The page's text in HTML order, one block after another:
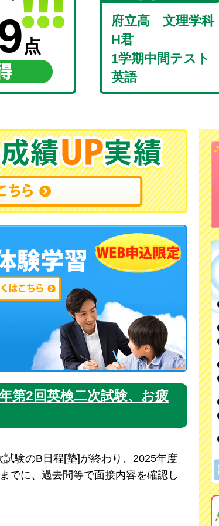
点
府立高 文理学科
H君
1学期中間テスト
英語
第2回英検二次試験、お疲
験のB日程[塾]が終わり、2025年度
でに、過去問等で面接内容を確認し